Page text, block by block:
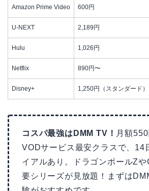
Amazon Prime Video 600円
U-NEXT 2,189円
Hulu 1,026円
Netflix 890円〜
Disney+ 1,250円（スタンダード）
コスパ最強はDMM TV！ 月額
VODサービス最安クラスで、14
イアルあり。ドラゴンボールZ
要シリーズが見放題！まずは